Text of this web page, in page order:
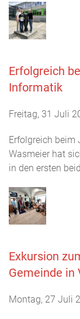
Erfolgreich
Informatik
Freitag, 31 Juli
Erfolgreich beim
Wasmeier hat
in den ersten
Exkursion
Gemeinde in
Montag, 27 Juli